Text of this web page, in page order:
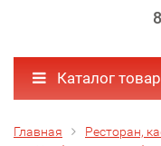
Каталог
Главная
Ресторан,